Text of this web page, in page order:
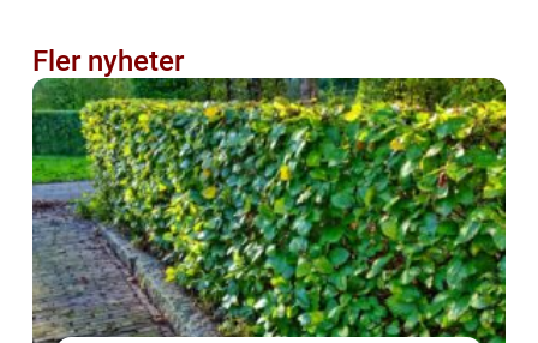
Fler nyheter